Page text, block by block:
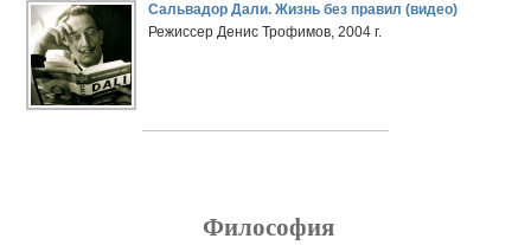
Сальвадор Дали. Жизнь без правил (видео)
Режиссер Денис Трофимов, 2004 г.
Философия